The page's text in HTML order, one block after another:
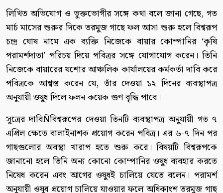
লিখিত অভিযোগ ও ভুক্তভোগীর সঙ্গে কথা বলে জানা গেছে, গত
মার্চ মাসের শুরুর দিকে তরমুজ গাছে ফল আসা শুরু হলে বিশ্বরূপ
চন্দ্র ঘোষ নামে এক ব্যক্তি নিজেকে বায়ার কোম্পানির ‘কৃষি
পরামর্শদাতা’ পরিচয় দিয়ে পবিত্রর সঙ্গে যোগাযোগ করেন। তিনি
নিজেকে বায়ারের যশোর আঞ্চলিক কার্যালয়ের কর্মকর্তা দাবি করে
পবিত্রকে আশ্বস্ত করেন যে, তাঁর দেওয়া ১২ দিনের ব্যবস্থাপত্র
অনুযায়ী ওষুধ দিলে ফলন কয়েক গুণ বৃদ্ধি পাবে।
সূত্রের দাবিÑবিশ্বরূপের দেওয়া তিনটি ব্যবস্থাপত্র অনুযায়ী গত ৭
এপ্রিল ক্ষেতে বালাইনাশক প্রয়োগ করেন পবিত্র। এর ৬-৭ দিন পর
গাছগুলোর অবস্থা খারাপ হতে শুরু করে। বিষয়টি বিশ্বরূপকে
জানানো হলে তিনি অন্য কোনো কোম্পানির ওষুধ ব্যবহার করতে
নিষেধ করেন এবং আগের ওষুধই চালিয়ে যেতে বলেন। পরামর্শ
অনুযায়ী ওষুধ প্রয়োগ চালিয়ে যাওয়ার ফলে অধিকাংশ তরমুজ গাছ